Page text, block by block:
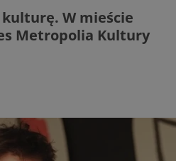
W mieście
Metropolia Kultury